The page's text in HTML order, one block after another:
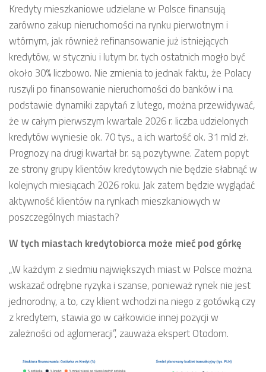
Kredyty mieszkaniowe udzielane w Polsce finansują
zarówno zakup nieruchomości na rynku pierwotnym i
wtórnym, jak również refinansowanie już istniejących
kredytów, w styczniu i lutym br. tych ostatnich mogło być
około 30% liczbowo. Nie zmienia to jednak faktu, że Polacy
ruszyli po finansowanie nieruchomości do banków i na
podstawie dynamiki zapytań z lutego, można przewidywać,
że w całym pierwszym kwartale 2026 r. liczba udzielonych
kredytów wyniesie ok. 70 tys., a ich wartość ok. 31 mld zł.
Prognozy na drugi kwartał br. są pozytywne. Zatem popyt
ze strony grupy klientów kredytowych nie będzie słabnąć w
kolejnych miesiącach 2026 roku. Jak zatem będzie wyglądać
aktywność klientów na rynkach mieszkaniowych w
poszczególnych miastach?
W tych miastach kredytobiorca może mieć pod górkę
„W każdym z siedmiu największych miast w Polsce można
wskazać odrębne ryzyka i szanse, ponieważ rynek nie jest
jednorodny, a to, czy klient wchodzi na niego z gotówką czy
z kredytem, stawia go w całkowicie innej pozycji w
zależności od aglomeracji”, zauważa ekspert Otodom.